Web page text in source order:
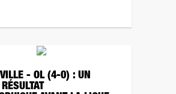
- OL (4-0) : UN